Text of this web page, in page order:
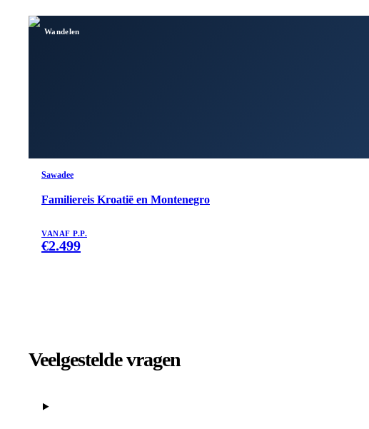
Wandelen
Sawadee
Familiereis Kroatië en Montenegro
VANAF P.P.
€2.499
Veelgestelde vragen